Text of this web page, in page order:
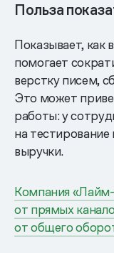
Польза
Показывает, как
помогает
верстку писем,
Это может
работы: у
на тестирование
выручки.
Компания
от прямых
от общего